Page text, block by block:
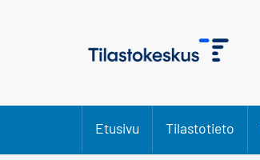
Etusivu Tilastotieto